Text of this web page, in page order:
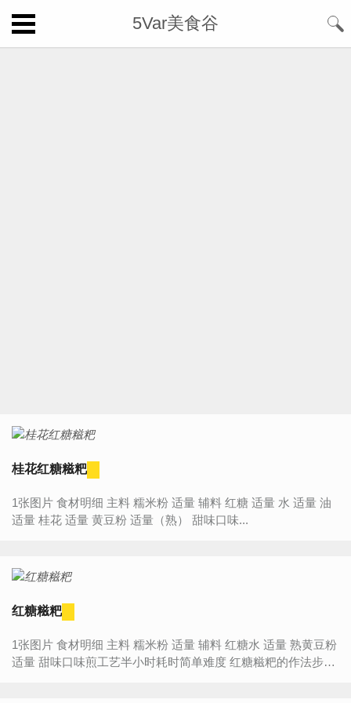
5Var美食谷
桂花红糖糍粑
1张图片 食材明细 主料 糯米粉 适量 辅料 红糖 适量 水 适量 油
适量 桂花 适量 黄豆粉 适量（熟） 甜味口味...
红糖糍粑
1张图片 食材明细 主料 糯米粉 适量 辅料 红糖水 适量 熟黄豆粉
适量 甜味口味煎工艺半小时耗时简单难度 红糖糍粑的作法步